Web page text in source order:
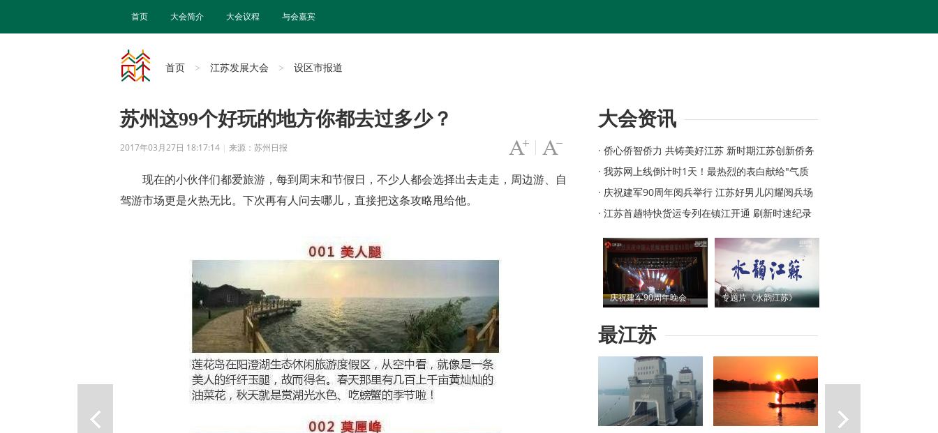
首页 大会简介 大会议程 与会嘉宾
首页 > 江苏发展大会 > 设区市报道
苏州这99个好玩的地方你都去过多少？
2017年03月27日 18:17:14 | 来源：苏州日报 字号变小
现在的小伙伴们都爱旅游，每到周末和节假日，不少人都会选择出去走走，周边游、自
驾游市场更是火热无比。下次再有人问去哪儿，直接把这条攻略甩给他。
大会资讯
· 侨心侨智侨力 共铸美好江苏 新时期江苏创新侨务
工作综述
· 我苏网上线倒计时1天！最热烈的表白献给"气质
苏"
· 庆祝建军90周年阅兵举行 江苏好男儿闪耀阅兵场
· 江苏首趟特快货运专列在镇江开通 刷新时速纪录
庆祝建军90周年晚会 专题片《水韵江苏》
最江苏
下一篇